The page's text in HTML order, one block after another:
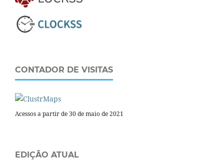
CONTADOR DE VISITAS
Acessos a partir de 30 de maio de 2021
EDIÇÃO ATUAL